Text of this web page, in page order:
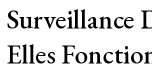
Surveillance
Elles